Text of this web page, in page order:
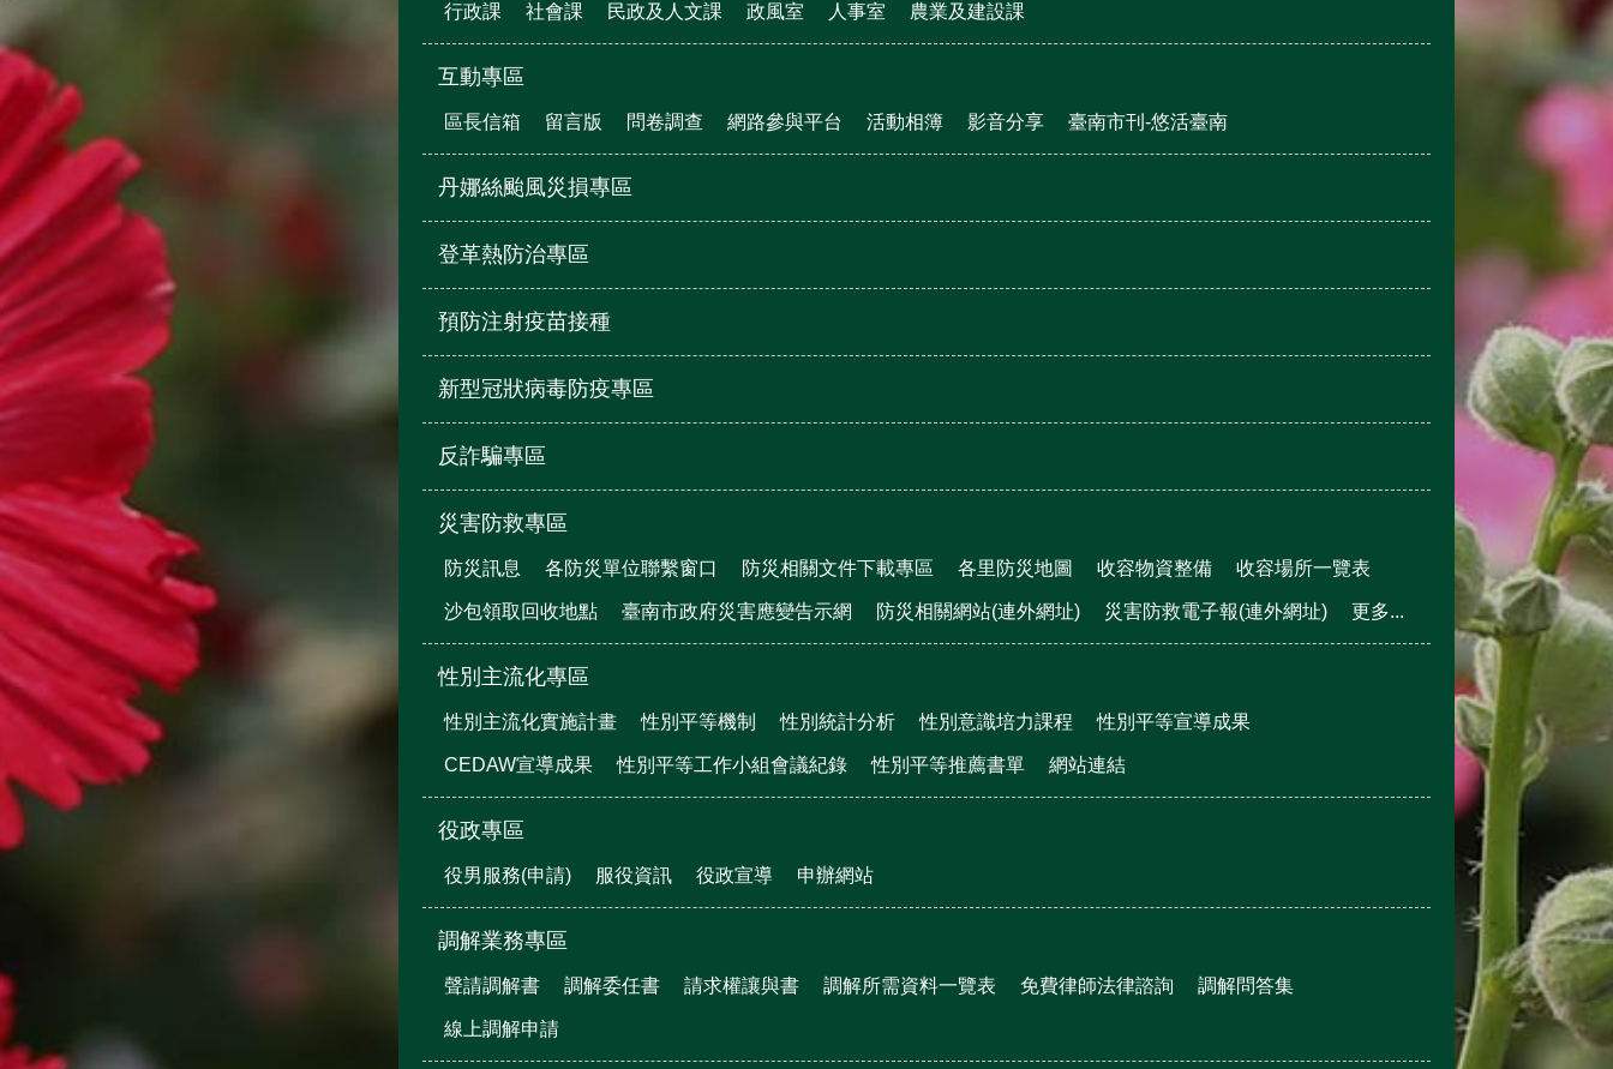
行政課 社會課 民政及人文課 政風室 人事室 農業及建設課
互動專區
區長信箱 留言版 問卷調查 網路參與平台 活動相簿 影音分享 臺南市刊-悠活臺南
丹娜絲颱風災損專區
登革熱防治專區
預防注射疫苗接種
新型冠狀病毒防疫專區
反詐騙專區
災害防救專區
防災訊息 各防災單位聯繫窗口 防災相關文件下載專區 各里防災地圖 收容物資整備 收容場所一覽表
沙包領取回收地點 臺南市政府災害應變告示網 防災相關網站(連外網址) 災害防救電子報(連外網址) 更多...
性別主流化專區
性別主流化實施計畫 性別平等機制 性別統計分析 性別意識培力課程 性別平等宣導成果
CEDAW宣導成果 性別平等工作小組會議紀錄 性別平等推薦書單 網站連結
役政專區
役男服務(申請) 服役資訊 役政宣導 申辦網站
調解業務專區
聲請調解書 調解委任書 請求權讓與書 調解所需資料一覽表 免費律師法律諮詢 調解問答集
線上調解申請